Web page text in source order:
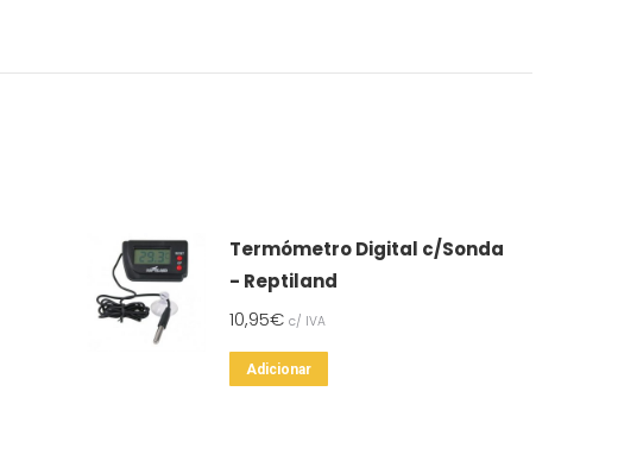
Termómetro Digital c/Sonda
- Reptiland
10,95€ c/ IVA
Adicionar